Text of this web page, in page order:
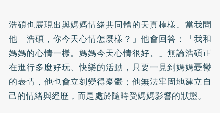
浩碩也展現出與媽媽情緒共同體的天真模樣。當我問
他「浩碩，你今天心情怎麼樣？」他會回答：「我和
媽媽的心情一樣。媽媽今天心情很好。」無論浩碩正
在進行多麼好玩、快樂的活動，只要一見到媽媽憂鬱
的表情，他也會立刻變得憂鬱；他無法牢固地建立自
己的情緒與經歷，而是處於隨時受媽媽影響的狀態。